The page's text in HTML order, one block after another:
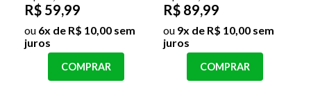
R$ 59,99
ou 6x de R$ 10,00 sem
juros
COMPRAR
R$ 89,99
ou 9x de R$ 10,00 sem
juros
COMPRAR